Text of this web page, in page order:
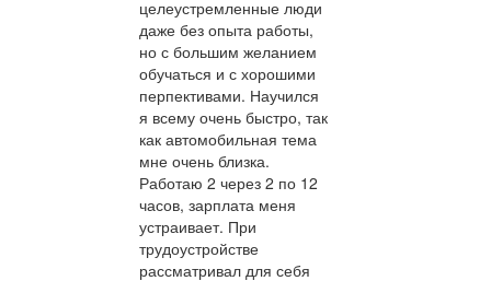
целеустремленные люди
даже без опыта работы,
но с большим желанием
обучаться и с хорошими
перпективами. Научился
я всему очень быстро, так
как автомобильная тема
мне очень близка.
Работаю 2 через 2 по 12
часов, зарплата меня
устраивает. При
трудоустройстве
рассматривал для себя